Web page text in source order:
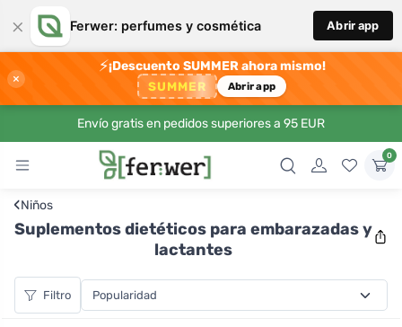
× Ferwer: perfumes y cosmética Abrir app
×
⚡¡Descuento SUMMER ahora mismo!
SUMMER Abrir app
Envío gratis en pedidos superiores a 95 EUR
0
‹Niños
Suplementos dietéticos para embarazadas y
lactantes
Filtro